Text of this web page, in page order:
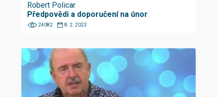
Robert Policar
Předpovědi a doporučení na únor
24082 8. 2. 2023